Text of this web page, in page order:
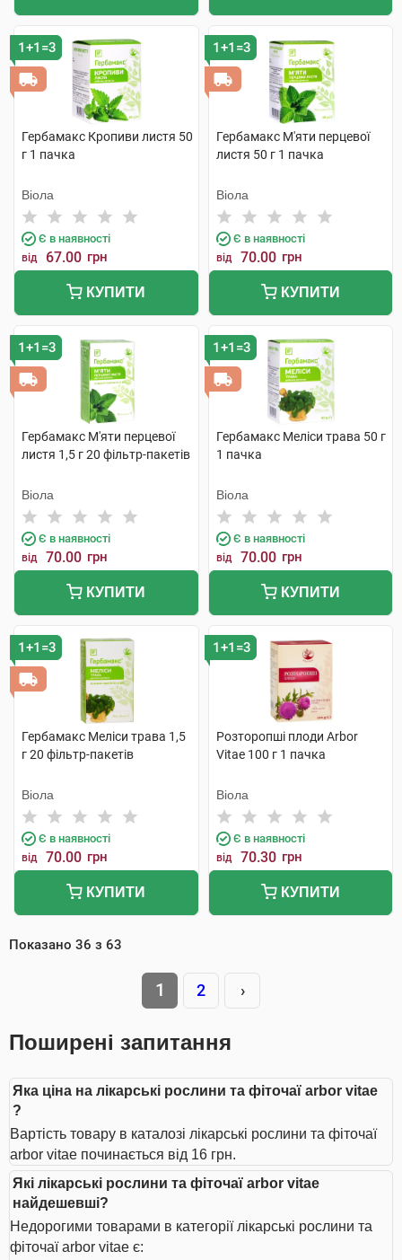
1+1=3
Гербамакс Кропиви листя 50
г 1 пачка
Віола
Є в наявності
від 67.00 грн
КУПИТИ
1+1=3
Гербамакс М'яти перцевої
листя 50 г 1 пачка
Віола
Є в наявності
від 70.00 грн
КУПИТИ
1+1=3
Гербамакс М'яти перцевої
листя 1,5 г 20 фільтр-пакетів
Віола
Є в наявності
від 70.00 грн
КУПИТИ
1+1=3
Гербамакс Меліси трава 50 г
1 пачка
Віола
Є в наявності
від 70.00 грн
КУПИТИ
1+1=3
Гербамакс Меліси трава 1,5
г 20 фільтр-пакетів
Віола
Є в наявності
від 70.00 грн
КУПИТИ
1+1=3
Розторопші плоди Arbor
Vitae 100 г 1 пачка
Віола
Є в наявності
від 70.30 грн
КУПИТИ
Показано 36 з 63
1 2 ›
Поширені запитання
Яка ціна на лікарські рослини та фіточаї arbor vitae
?
Вартість товару в каталозі лікарські рослини та фіточаї
arbor vitae починається від 16 грн.
Які лікарські рослини та фіточаї arbor vitae
найдешевші?
Недорогими товарами в категорії лікарські рослини та
фіточаї arbor vitae є: